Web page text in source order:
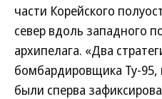
части Корейского
север вдоль западного
архипелага. «Два
бомбардировщика Ту-95,
были сперва